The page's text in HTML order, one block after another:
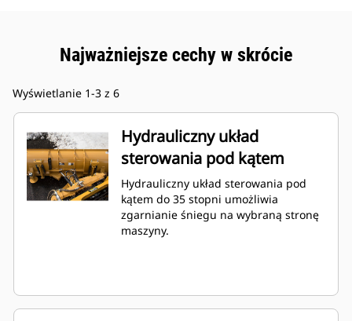
Najważniejsze cechy w skrócie
Wyświetlanie 1-3 z 6
Hydrauliczny układ
sterowania pod kątem
Hydrauliczny układ sterowania pod
kątem do 35 stopni umożliwia
zgarnianie śniegu na wybraną stronę
maszyny.